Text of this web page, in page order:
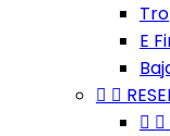
E
 
 